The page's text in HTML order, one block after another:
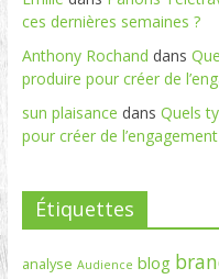
ces dernières semaines ?
Anthony Rochand dans
produire pour créer de
sun plaisance dans Quels
pour créer de
Étiquettes
analyse Audience blog